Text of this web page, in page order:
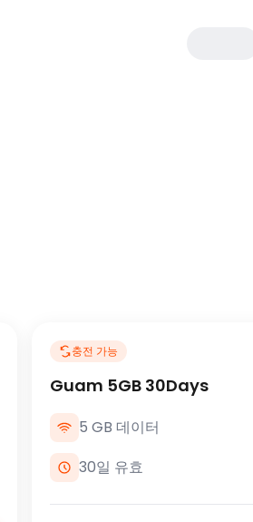
충전 가능
Guam 5GB 30Days
5 GB 데이터
30일 유효